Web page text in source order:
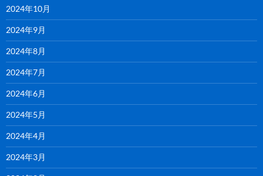
2024年10月
2024年9月
2024年8月
2024年7月
2024年6月
2024年5月
2024年4月
2024年3月